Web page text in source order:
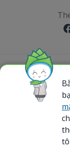
Sơ đồ website
@ 2023
Reserved.
Business